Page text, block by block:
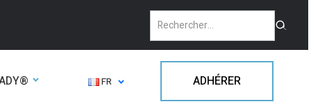
FR ADHÉRER